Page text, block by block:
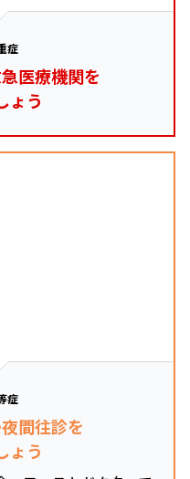
症
医療機関を
ょう
症
間往診を
ょう